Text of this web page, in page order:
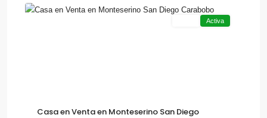
Activa
Casa en Venta en Monteserino San Diego